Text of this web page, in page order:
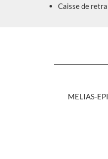
Caisse de
MELIAS-